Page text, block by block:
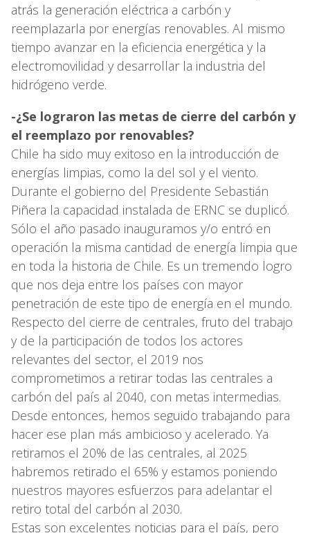
atrás la generación eléctrica a carbón y
reemplazarla por energías renovables. Al mismo
tiempo avanzar en la eficiencia energética y la
electromovilidad y desarrollar la industria del
hidrógeno verde.
-¿Se lograron las metas de cierre del carbón y
el reemplazo por renovables?
Chile ha sido muy exitoso en la introducción de
energías limpias, como la del sol y el viento.
Durante el gobierno del Presidente Sebastián
Piñera la capacidad instalada de ERNC se duplicó.
Sólo el año pasado inauguramos y/o entró en
operación la misma cantidad de energía limpia que
en toda la historia de Chile. Es un tremendo logro
que nos deja entre los países con mayor
penetración de este tipo de energía en el mundo.
Respecto del cierre de centrales, fruto del trabajo
y de la participación de todos los actores
relevantes del sector, el 2019 nos
comprometimos a retirar todas las centrales a
carbón del país al 2040, con metas intermedias.
Desde entonces, hemos seguido trabajando para
hacer ese plan más ambicioso y acelerado. Ya
retiramos el 20% de las centrales, al 2025
habremos retirado el 65% y estamos poniendo
nuestros mayores esfuerzos para adelantar el
retiro total del carbón al 2030.
Estas son excelentes noticias para el país, pero